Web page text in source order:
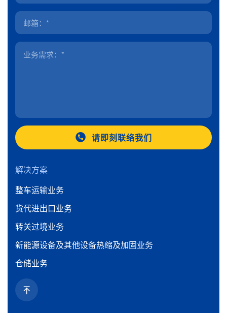
请即刻联络我们
解决方案
整车运输业务
货代进出口业务
转关过境业务
新能源设备及其他设备热缩及加固业务
仓储业务